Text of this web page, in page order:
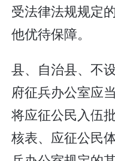
受法律法规规定
他优待保障。
县、自治县、不
府征兵办公室应
将应征公民入伍
核表、应征公民